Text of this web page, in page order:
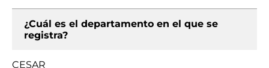
¿Cuál es el departamento en el que se
registra?
CESAR